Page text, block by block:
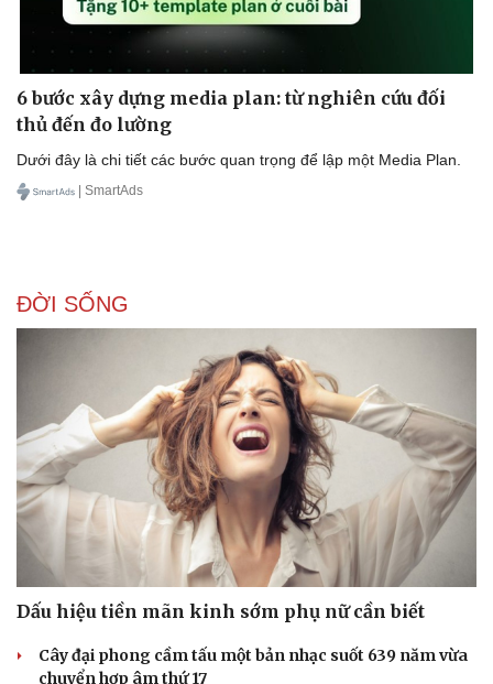
Doanh nghiệp
Thông tin doanh nghiệp
Doanh nghiệp 24h
Doanh nhân
Vì cộng đồng
Công nghệ
Tin Công nghệ
6 bước xây dựng media plan: từ nghiên cứu đối
thủ đến đo lường
Dưới đây là chi tiết các bước quan trọng để lập một Media Plan.
| SmartAds
ĐỜI SỐNG
Dấu hiệu tiền mãn kinh sớm phụ nữ cần biết
Cây đại phong cầm tấu một bản nhạc suốt 639 năm vừa
chuyển hợp âm thứ 17